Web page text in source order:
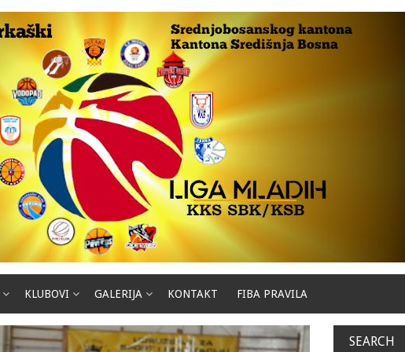
KLUBOVI GALERIJA KONTAKT FIBA PRAVILA
SEARCH